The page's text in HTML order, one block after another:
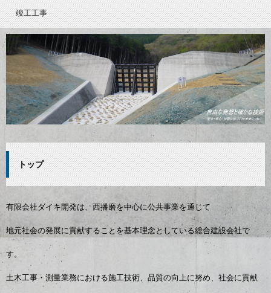
竣工工事
トップ
有限会社ダイキ開発は、西播磨を中心に公共事業を通じて
地元社会の発展に貢献することを基本理念としている総合建設会社で
す。
土木工事・測量業務における施工技術、品質の向上に努め、社会に貢献